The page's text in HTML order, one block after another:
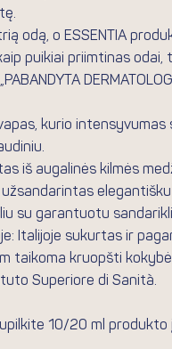
odą, o ESSENTIA
puikiai priimtinas odai,
kurio intensyvumas
iš augalinės kilmės
užsandarintas
su garantuotu
Italijoje sukurtas ir
taikoma kruopšti
Superiore di Sanità.
10/20 ml produkto